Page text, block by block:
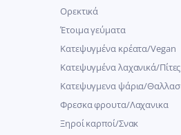
Ορεκτικά
Έτοιμα γεύματα
Κατεψυγμένα κρέατα/Vegan
Kατεψυγμένα λαχανικά/Πίτες
Κατεψυγμενα ψάρια/
Φρεσκα φρουτα/Λαχανικα
Ξηροί καρποί/Σνακ